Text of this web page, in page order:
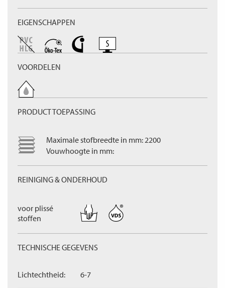
EIGENSCHAPPEN
VOORDELEN
PRODUCT TOEPASSING
Maximale stofbreedte in mm: 2200
Vouwhoogte in mm:
REINIGING & ONDERHOUD
voor plissé
stoffen
TECHNISCHE GEGEVENS
Lichtechtheid: 6-7